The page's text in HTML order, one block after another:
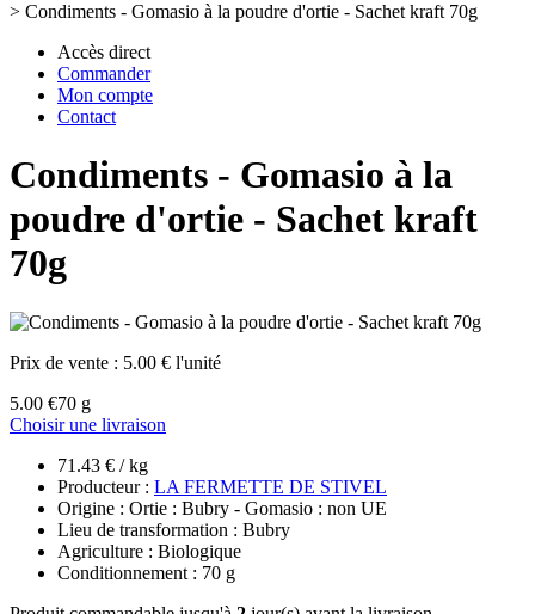
> Condiments - Gomasio à la poudre d'ortie - Sachet kraft 70g
Accès direct
Commander
Mon compte
Contact
Condiments - Gomasio à la
poudre d'ortie - Sachet kraft
70g
Prix de vente : 5.00 € l'unité
5.00 €70 g
Choisir une livraison
71.43 € / kg
Producteur : LA FERMETTE DE STIVEL
Origine : Ortie : Bubry - Gomasio : non UE
Lieu de transformation : Bubry
Agriculture : Biologique
Conditionnement : 70 g